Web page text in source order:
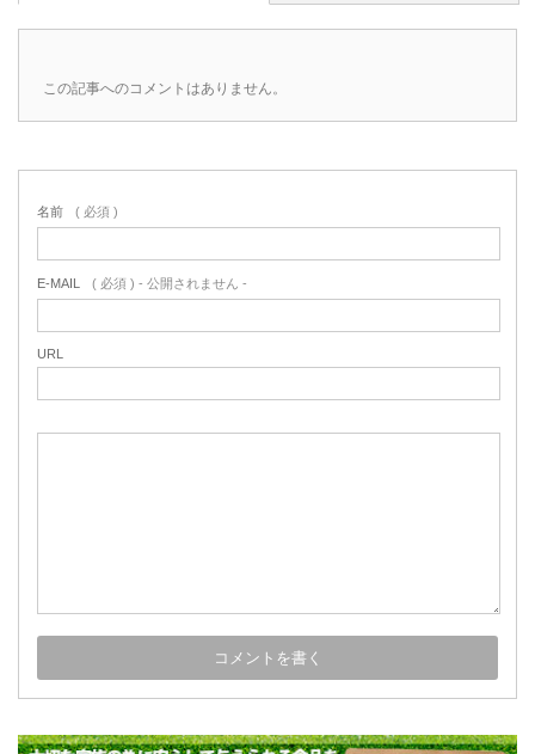
この記事へのコメントはありません。
名前 ( 必須 )
E-MAIL ( 必須 ) - 公開されません -
URL